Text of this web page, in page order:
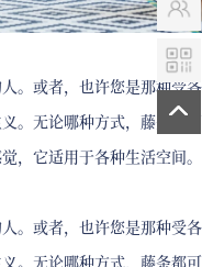
。或者，也许您是那种受各
。无论哪种方式，藤条都可
，它适用于各种生活空间。
。或者，也许您是那种受各
。无论哪种方式，藤条都可